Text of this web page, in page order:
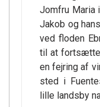
Jomfru Maria
Jakob og
ved floden
til at
en fejring af
sted i
lille landsby